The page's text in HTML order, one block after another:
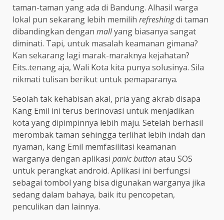
taman-taman yang ada di Bandung. Alhasil warga
lokal pun sekarang lebih memilih refreshingdi taman
dibandingkan dengan mallyang biasanya sangat
diminati. Tapi, untuk masalah keamanan gimana?
Kan sekarang lagi marak-maraknya kejahatan?
Eits..tenang aja, Wali Kota kita punya solusinya. Sila
nikmati tulisan berikut untuk pemaparanya.
Seolah tak kehabisan akal, pria yang akrab disapa
Kang Emil ini terus berinovasi untuk menjadikan
kota yang dipimpinnya lebih maju. Setelah berhasil
merombak taman sehingga terlihat lebih indah dan
nyaman, kang Emil memfasilitasi keamanan
warganya dengan aplikasi panic buttonatau SOS
untuk perangkat android. Aplikasi ini berfungsi
sebagai tombol yang bisa digunakan warganya jika
sedang dalam bahaya, baik itu pencopetan,
penculikan dan lainnya.